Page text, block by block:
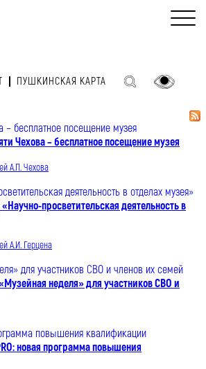
ПУШКИНСКАЯ КАРТА
Чехова – бесплатное посещение музея
А.П. Чехова
просветительская деятельность в
А.И. Герцена
неделя» для участников СВО и
новая программа повышения